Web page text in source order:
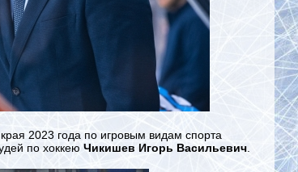
2023 года по игровым видам спорта
по хоккею Чикишев Игорь Васильевич